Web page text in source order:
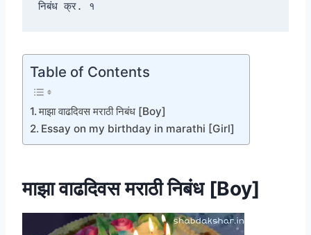
निबंध क्र. १
Table of Contents
माझा वाढदिवस मराठी निबंध [Boy]
Essay on my birthday in marathi [Girl]
माझा वाढदिवस मराठी निबंध [Boy]